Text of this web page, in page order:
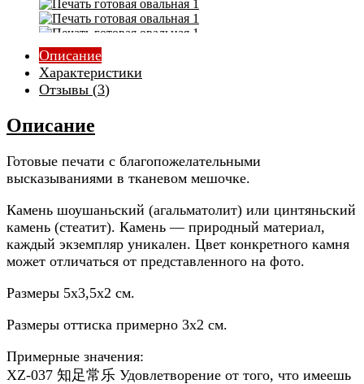
XZ-066
Описание
Характеристики
Отзывы (3)
Описание
Готовые печати с благопожелательными
высказываниями в тканевом мешочке.
Камень шоушаньский (агальматолит) или цинтяньский
камень (стеатит). Камень — природный материал,
каждый экземпляр уникален. Цвет конкретного камня
может отличаться от представленного на фото.
Размеры 5х3,5х2 см.
Размеры оттиска примерно 3х2 см.
Примерные значения:
XZ-037 知足常乐 Удовлетворение от того, что имеешь